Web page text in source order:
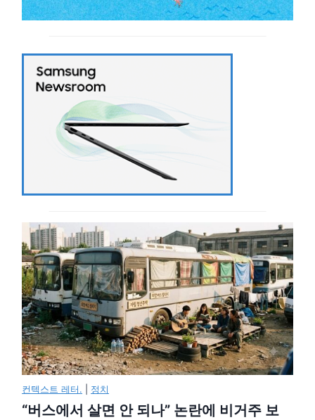
컨텍스트 레터. 정치
“버스에서 살면 안 되나” 논란에 비거주 보